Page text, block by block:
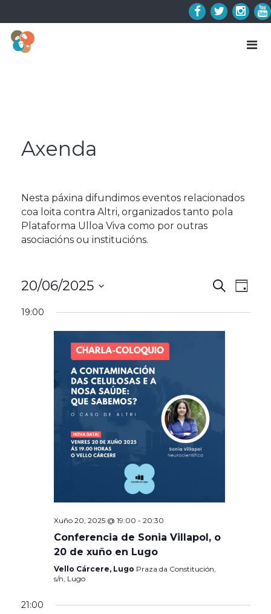
to
content
Facebook
Twitter
Axenda
Nesta páxina difundimos eventos relacionados
coa loita contra Altri, organizados tanto pola
Plataforma Ulloa Viva como por outras
asociacións ou institucións.
Search
and
Search
Día
20/06/2025
data
19:00
Xuño 20, 2025 @ 19:00 - 20:30
Conferencia de Sonia Villapol, o
20 de xuño en Lugo
Vello Cárcere, Lugo Praza da Constitución,
s/n, Lugo
21:00